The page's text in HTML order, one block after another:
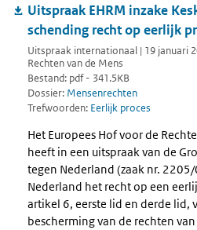
Uitspraak EHRM inzake
schending recht op eerlijk
Uitspraak internationaal | 19 januari
Rechten van de Mens
Bestand: pdf - 341.5KB
Dossier: Mensenrechten
Trefwoorden: Eerlijk proces
Het Europees Hof voor de
heeft in een uitspraak van de
tegen Nederland (zaak nr.
Nederland het recht op een
artikel 6, eerste lid en derde lid,
bescherming van de rechten